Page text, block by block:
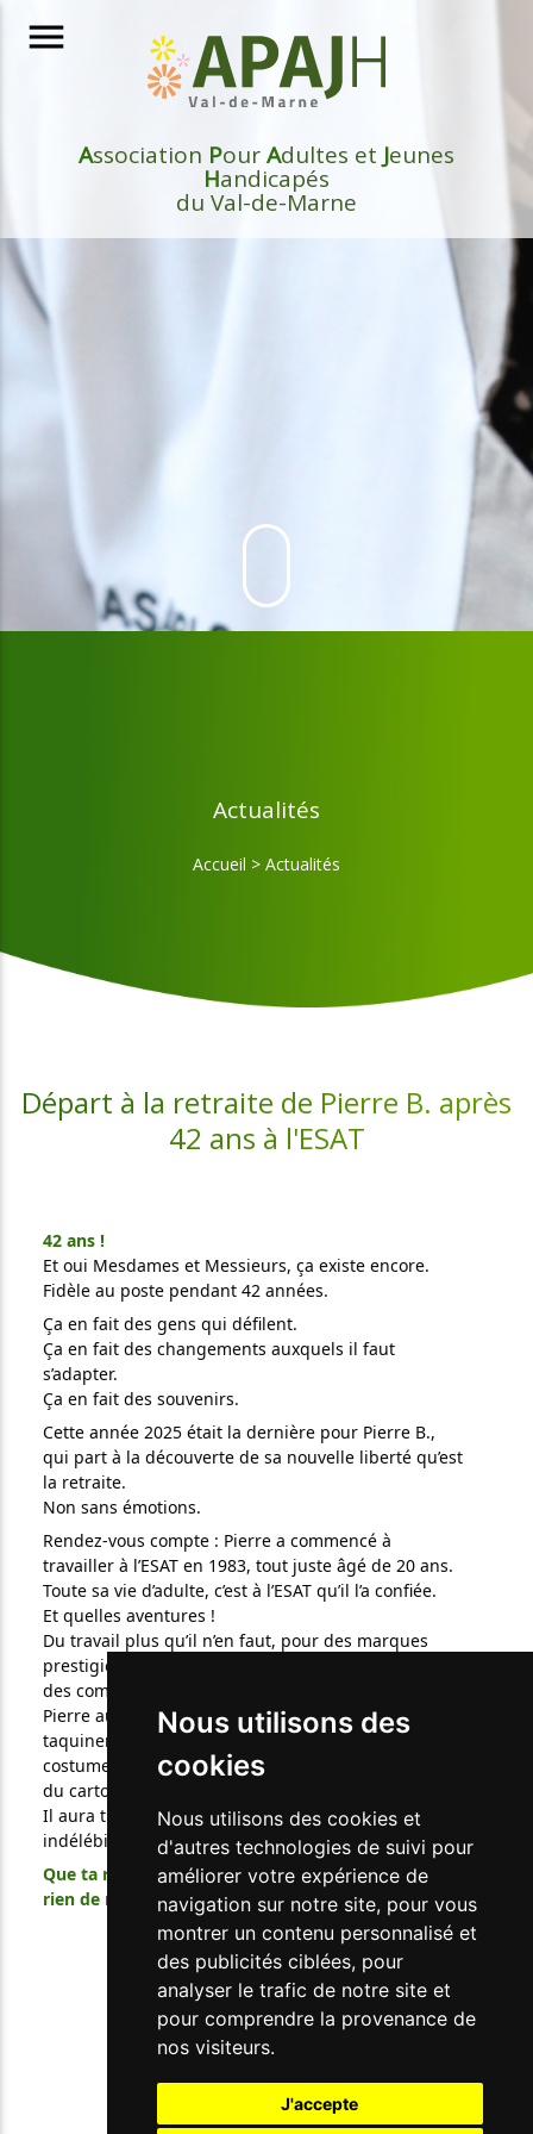
Nous utilisons des
cookies
Nous utilisons des cookies et
d'autres technologies de suivi pour
améliorer votre expérience de
navigation sur notre site, pour vous
montrer un contenu personnalisé et
des publicités ciblées, pour
analyser le trafic de notre site et
pour comprendre la provenance de
nos visiteurs.
J'accepte
Association PourAdultes et Jeunes
Handicapés
du Val-de-Marne
menu
Actualités
Accueil > Actualités
Départ à la retraite de Pierre B. après
42 ans à l'ESAT
42 ans !
Et oui Mesdames et Messieurs, ça existe encore.
Fidèle au poste pendant 42 années.
Ça en fait des gens qui défilent.
Ça en fait des changements auxquels il faut
s’adapter.
Ça en fait des souvenirs.
Cette année 2025 était la dernière pour Pierre B.,
qui part à la découverte de sa nouvelle liberté qu’est
la retraite.
Non sans émotions.
Rendez-vous compte : Pierre a commencé à
travailler à l’ESAT en 1983, tout juste âgé de 20 ans.
Toute sa vie d’adulte, c’est à l’ESAT qu’il l’a confiée.
Et quelles aventures !
Du travail plus qu’il n’en faut, pour des marques
prestigieuses, des voyages en Afrique et en Europe,
des compétitions de sport, des célébrations…
Pierre aura marqué plus d’une génération avec ses
taquineries et ses traits d’humour, ses élégants
costumes et son sens du travail remarquable : le Roi
du carton !
Il aura trouvé l’amour et l’amitié et laissé une trace
indélébiles dans nos mémoires.
Que ta retraite te soit douce, Pierre, tu ne mérites
rien de moins.
41 rue Le-Corbusier - 94000 CRÉTEIL